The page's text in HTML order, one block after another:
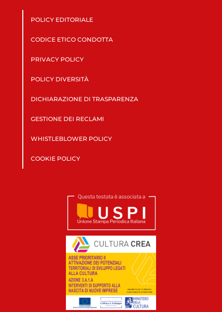
POLICY EDITORIALE
CODICE ETICO CONDOTTA
PRIVACY POLICY
POLICY DIVERSITÀ
DICHIARAZIONE DI TRASPARENZA
GESTIONE DEI RECLAMI
WHISTLEBLOWER POLICY
COOKIE POLICY